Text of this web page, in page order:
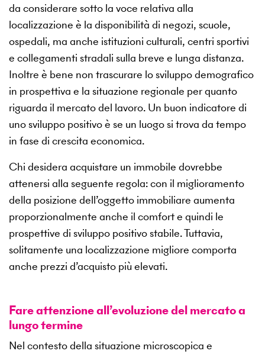
da considerare sotto la voce relativa alla
localizzazione è la disponibilità di negozi, scuole,
ospedali, ma anche istituzioni culturali, centri sportivi
e collegamenti stradali sulla breve e lunga distanza.
Inoltre è bene non trascurare lo sviluppo demografico
in prospettiva e la situazione regionale per quanto
riguarda il mercato del lavoro. Un buon indicatore di
uno sviluppo positivo è se un luogo si trova da tempo
in fase di crescita economica.
Chi desidera acquistare un immobile dovrebbe
attenersi alla seguente regola: con il miglioramento
della posizione dell’oggetto immobiliare aumenta
proporzionalmente anche il comfort e quindi le
prospettive di sviluppo positivo stabile. Tuttavia,
solitamente una localizzazione migliore comporta
anche prezzi d’acquisto più elevati.
Fare attenzione all’evoluzione del mercato a
lungo termine
Nel contesto della situazione microscopica e